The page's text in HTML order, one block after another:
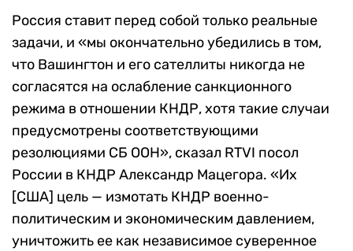
Россия ставит перед собой только реальные
задачи, и «мы окончательно убедились в том,
что Вашингтон и его сателлиты никогда не
согласятся на ослабление санкционного
режима в отношении КНДР, хотя такие случаи
предусмотрены соответствующими
резолюциями СБ ООН», сказал RTVI посол
России в КНДР Александр Мацегора. «Их
[США] цель — измотать КНДР военно-
политическим и экономическим давлением,
уничтожить ее как независимое суверенное